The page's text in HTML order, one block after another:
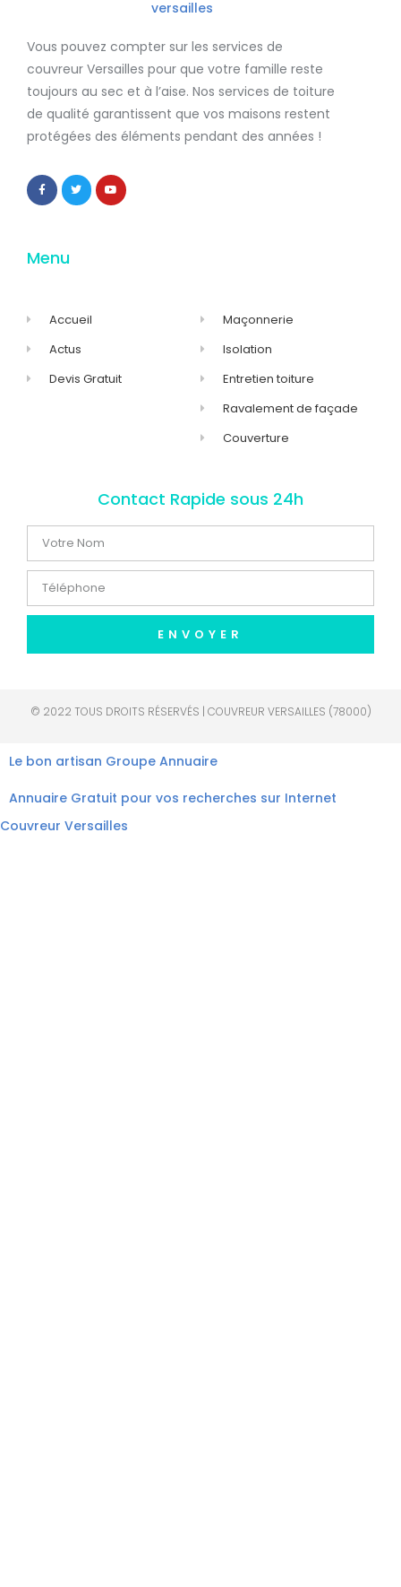
Vous pouvez compter sur les services de
couvreur Versailles pour que votre famille reste
toujours au sec et à l’aise. Nos services de toiture
de qualité garantissent que vos maisons restent
protégées des éléments pendant des années !
Menu
Accueil
Actus
Devis Gratuit
Maçonnerie
Isolation
Entretien toiture
Ravalement de façade
Couverture
Contact Rapide sous 24h
ENVOYER
© 2022 TOUS DROITS RÉSERVÉS | COUVREUR VERSAILLES (78000)
Le bon artisan Groupe Annuaire
Annuaire Gratuit pour vos recherches sur Internet
Couvreur Versailles